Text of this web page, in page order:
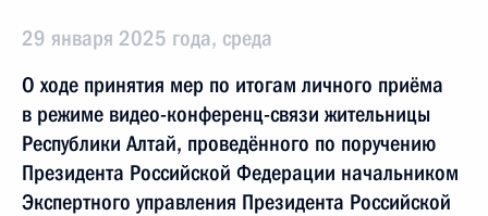
29 января 2025 года, среда
О ходе принятия мер по итогам личного приёма
в режиме видео-конференц-связи жительницы
Республики Алтай, проведённого по поручению
Президента Российской Федерации начальником
Экспертного управления Президента Российской